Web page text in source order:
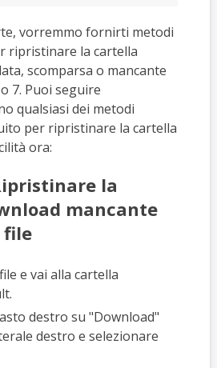
vorremmo fornirti metodi
ripristinare la cartella
scomparsa o mancante
7. Puoi seguire
qualsiasi dei metodi
per ripristinare la cartella
ora:
la
mancante
file
e vai alla cartella
destro su "Download"
destro e selezionare